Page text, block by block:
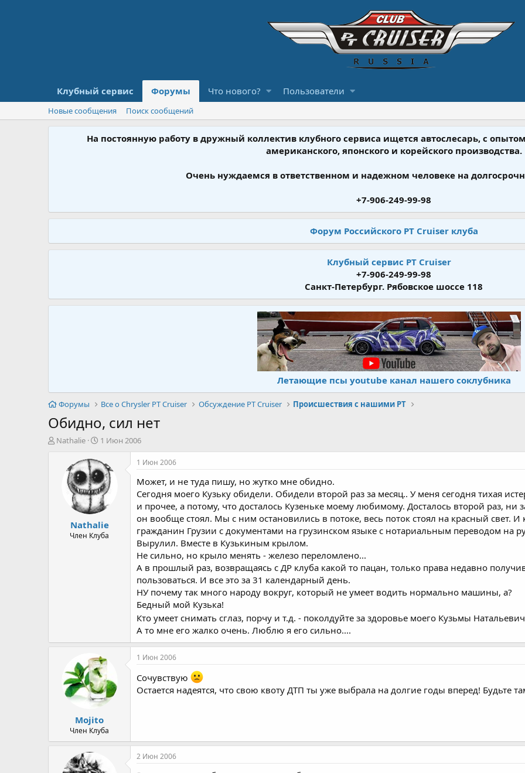
Клубный сервис Форумы Что нового? Пользователи
Новые сообщения Поиск сообщений
На постоянную работу в дружный коллектив клубного сервиса ищется автослесарь, с
американского, японского и корейского производства.
Очень нуждаемся в ответственном и надежном человеке на
+7-906-249-99-98
Форум Российского PT Cruiser клуба
Клубный сервис PT Cruiser
+7-906-249-99-98
Санкт-Петербург. Рябовское шоссе 118
Летающие псы youtube канал нашего соклубника
Форумы Все о Chrysler PT Cruiser Обсуждение PT Cruiser Происшествия с нашими PT
Обидно, сил нет
А
Nathalie
Д
т
а
н
а
ч
а
л
а
1 Июн 2006
Nathalie
Член Клуба
1 Июн 2006
Может, и не туда пишу, но жутко мне обидно.
Сегодня моего Кузьку обидели. Обидели второй раз за месяц.. У меня сегодня тихая
и прочее, а потому, что досталось Кузеньке моему любимому. Досталось второй раз, ни
он вообще стоял. Мы с ним остановились в потоке, весь поток стоял на красный свет. И
гражданин Грузии с документами на грузинском языке с нотариальным переводом на
Вырулил. Вместе в Кузькиным крылом.
Не сильно, но крыло менять - железо переломлено...
А в прошлый раз, возвращаясь с ДР клуба какой то пацан, только права недавно
пользоваться. И все это за 31 календарный день.
НУ почему так много народу вокруг, который не умеет водить нормально машины, а?
Бедный мой Кузька!
Кто умеет снимать сглаз, порчу и т.д. - поколдуйте за здоровье моего Кузьмы
А то мне его жалко очень. Люблю я его сильно....
Mojito
Член Клуба
1 Июн 2006
Сочувствую
Остается надеятся, что свою квоту ДТП ты уже выбрала на долгие годы вперед! Будьте
2 Июн 2006